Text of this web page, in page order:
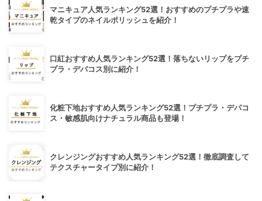
マニキュア人気ランキング52選！おすすめのプチプラや速
乾タイプのネイルポリッシュを紹介！
口紅おすすめ人気ランキング52選！落ちないリップをプチ
プラ・デパコス別に紹介！
化粧下地おすすめ人気ランキング52選！プチプラ・デパコ
ス・敏感肌向けナチュラル商品も登場！
クレンジングおすすめ人気ランキング52選！徹底調査して
テクスチャータイプ別に紹介！